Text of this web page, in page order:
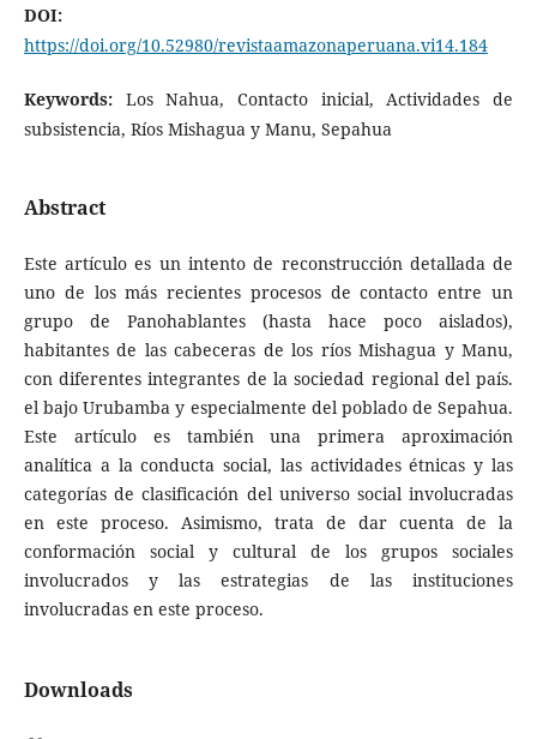
DOI:
https://doi.org/10.52980/revistaamazonaperuana.vi14.184
Keywords: Los Nahua, Contacto inicial, Actividades de
subsistencia, Ríos Mishagua y Manu, Sepahua
Abstract
Este artículo es un intento de reconstrucción detallada de
uno de los más recientes procesos de contacto entre un
grupo de Panohablantes (hasta hace poco aislados),
habitantes de las cabeceras de los ríos Mishagua y Manu,
con diferentes integrantes de la sociedad regional del país.
el bajo Urubamba y especialmente del poblado de Sepahua.
Este artículo es también una primera aproximación
analítica a la conducta social, las actividades étnicas y las
categorías de clasificación del universo social involucradas
en este proceso. Asimismo, trata de dar cuenta de la
conformación social y cultural de los grupos sociales
involucrados y las estrategias de las instituciones
involucradas en este proceso.
Downloads